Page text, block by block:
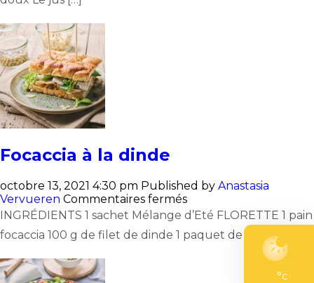
°c
Focaccia à la dinde
octobre 13, 2021 4:30 pm Published by Anastasia
Vervueren Commentaires ferméssur
Focaccia
la
INGRÉDIENTS 1 sachet Mélange d’Eté FLORETTE 1 pain
focaccia 100 g de filet de dinde 1 paquet de feta 150 […]